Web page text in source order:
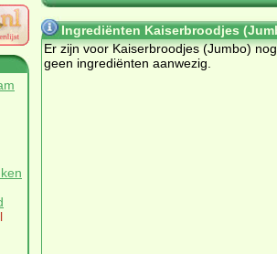
Ingrediënten Kaiserbroodjes
Er zijn voor Kaiserbroodjes (Jumbo) nog
geen ingrediënten aanwezig.